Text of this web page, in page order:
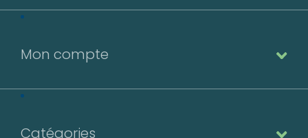
Mon compte
Catégories